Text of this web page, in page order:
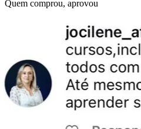
Quem comprou, aprovou